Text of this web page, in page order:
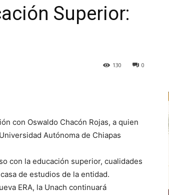
Superior:
0
130
con Oswaldo Chacón Rojas, a quien
Autónoma de Chiapas
con la educación superior, cualidades
de estudios de la entidad.
ERA, la Unach continuará